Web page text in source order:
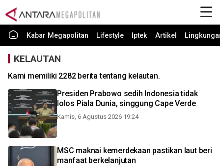
Kabar Megapolitan Lifestyle Iptek Artikel
KELAUTAN
Kami memiliki 2282 berita tentang kelautan.
Presiden Prabowo sedih Indonesia tidak
lolos Piala Dunia, singgung Cape Verde
Kamis, 6 Agustus 2026 19:24
MSC maknai kemerdekaan pastikan laut beri
manfaat berkelanjutan